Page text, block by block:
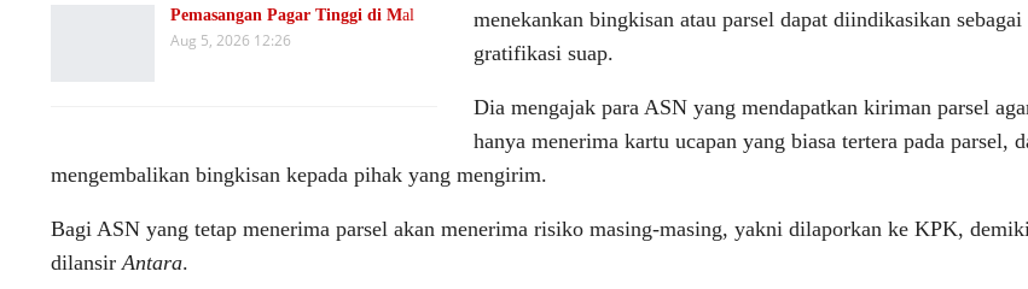
Pemasangan Pagar Tinggi di Mal
Aug 5, 2026 12:26
menekankan bingkisan atau parsel dapat diindikasikan sebagai
gratifikasi suap.
Dia mengajak para ASN yang mendapatkan kiriman parsel
hanya menerima kartu ucapan yang biasa tertera pada parsel,
mengembalikan bingkisan kepada pihak yang mengirim.
Bagi ASN yang tetap menerima parsel akan menerima risiko masing-masing, yakni dilaporkan ke KPK,
dilansirAntara.